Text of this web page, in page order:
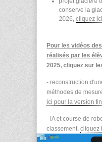
conserve la
2026, cliquez ici
Pour les vidéos
réalisés par les
2025, cliquez sur
- reconstruction
méthodes de
ici pour la version
- IA et course de
classement, cliquez